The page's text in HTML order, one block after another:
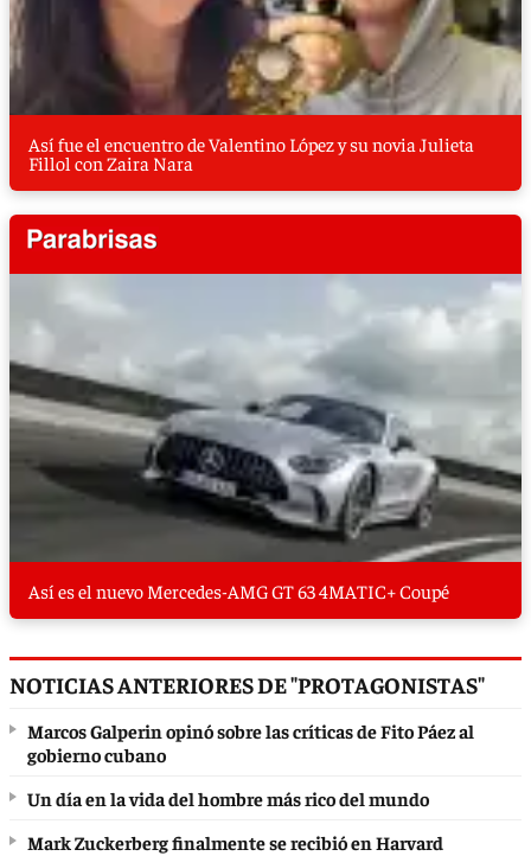
Así fue el encuentro de Valentino López y su novia Julieta
Fillol con Zaira Nara
Así es el nuevo Mercedes-AMG GT 63 4MATIC+ Coupé
NOTICIAS ANTERIORES DE "PROTAGONISTAS"
Marcos Galperin opinó sobre las críticas de Fito Páez al
gobierno cubano
Un día en la vida del hombre más rico del mundo
Mark Zuckerberg finalmente se recibió en Harvard